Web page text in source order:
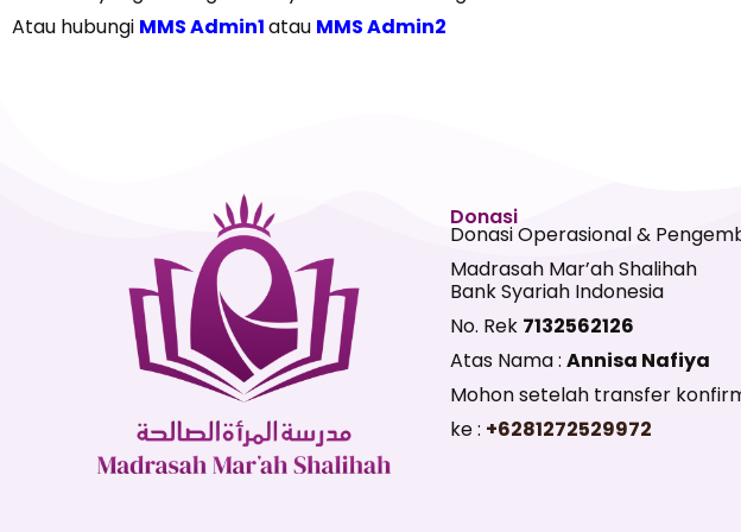
Atau hubungi MMS Admin1atau MMS Admin2
Donasi
Donasi Operasional &
Madrasah Mar’ah Shalihah
Bank Syariah Indonesia
No. Rek 7132562126
Atas Nama :Annisa Nafiya
Mohon setelah transfer
ke : +6281272529972